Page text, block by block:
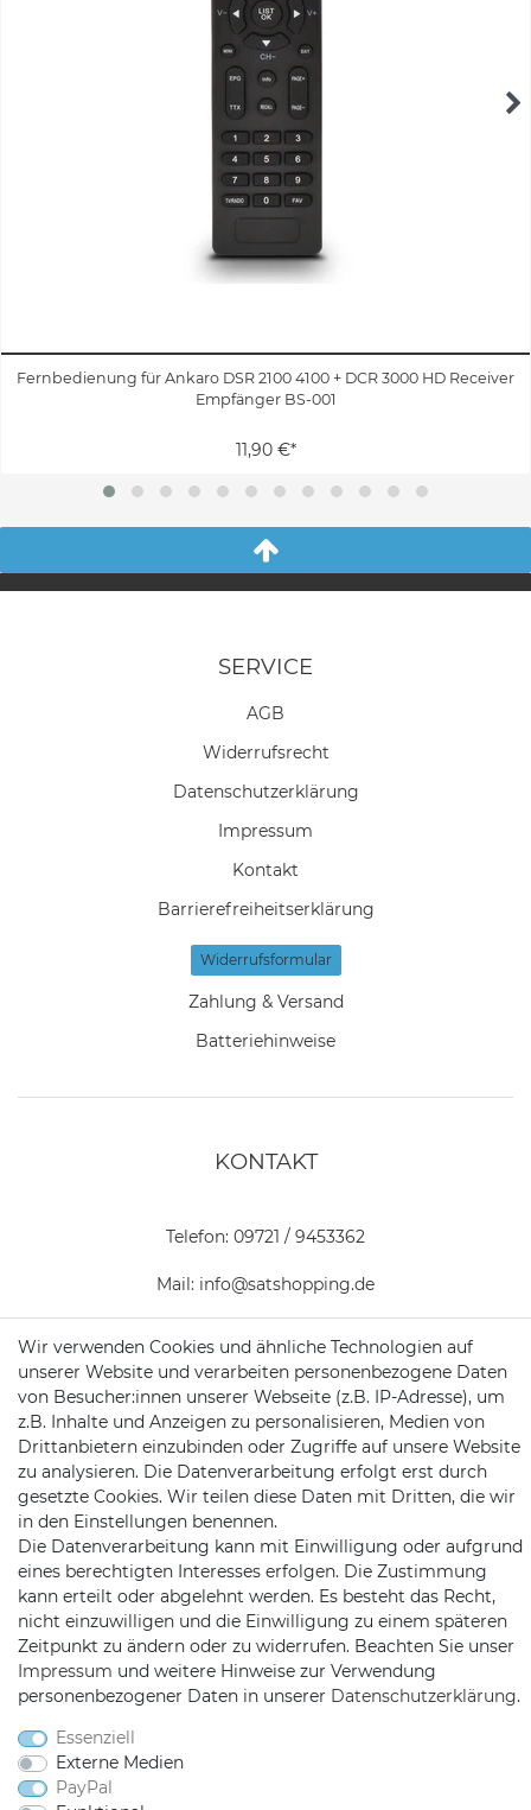
Fernbedienung für Ankaro DSR 2100 4100 + DCR 3000 HD Receiver
Empfänger BS-001
11,90 €*
SERVICE
AGB
Widerrufs­recht
Daten­schutz­erklärung
Impressum
Kontakt
Barrierefreiheitserklärung
Widerrufs­formular
Zahlung & Versand
Batteriehinweise
KONTAKT
Telefon: 09721 / 9453362
Mail: info@satshopping.de
97424 Schweinfurt
Satshopping auf Facebook
Satshopping auf
Satshopping auf
2026 Satshopping| copyright & design by mediaria®
*Alle Preise inkl. MwSt., zzgl. Versandkosten
Wir verwenden Cookies und ähnliche Technologien auf
unserer Website und verarbeiten personenbezogene Daten
von Besucher:innen unserer Webseite (z.B. IP-Adresse), um
z.B. Inhalte und Anzeigen zu personalisieren, Medien von
Drittanbietern einzubinden oder Zugriffe auf unsere Website
zu analysieren. Die Datenverarbeitung erfolgt erst durch
gesetzte Cookies. Wir teilen diese Daten mit Dritten, die wir
in den Einstellungen benennen.
Die Datenverarbeitung kann mit Einwilligung oder aufgrund
eines berechtigten Interesses erfolgen. Die Zustimmung
kann erteilt oder abgelehnt werden. Es besteht das Recht,
nicht einzuwilligen und die Einwilligung zu einem späteren
Zeitpunkt zu ändern oder zu widerrufen. Beachten Sie unser
Impressum und weitere Hinweise zur Verwendung
personenbezogener Daten in unserer Daten­schutz­erklärung.
Essenziell
Externe Medien
PayPal